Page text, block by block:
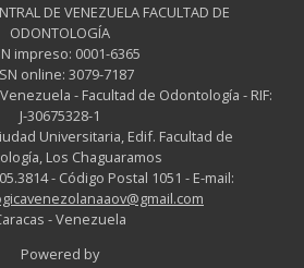
DE VENEZUELA FACULTAD DE
ODONTOLOGÍA
impreso: 0001-6365
online: 3079-7187
- Facultad de Odontología - RIF:
J-30675328-1
Universitaria, Edif. Facultad de
Los Chaguaramos
- Código Postal 1051 - E-mail:
- Venezuela
Powered by